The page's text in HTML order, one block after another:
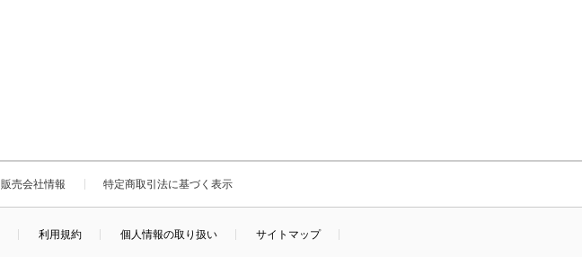
販売会社情報 特定商取引法に基づく表示
利用規約 個人情報の取り扱い サイトマップ